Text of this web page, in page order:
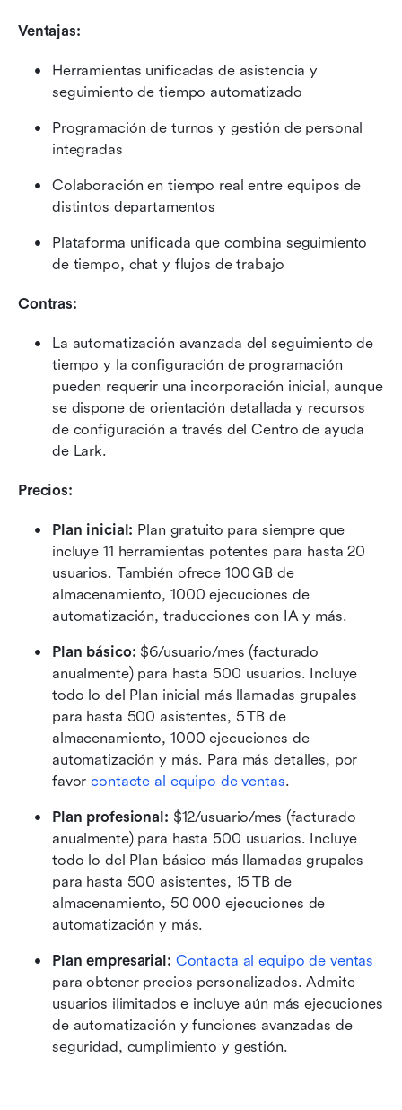
Ventajas:
Herramientas unificadas de asistencia y
seguimiento de tiempo automatizado
Programación de turnos y gestión de personal
integradas
Colaboración en tiempo real entre equipos de
distintos departamentos
Plataforma unificada que combina seguimiento
de tiempo, chat y flujos de trabajo
Contras:
La automatización avanzada del seguimiento de
tiempo y la configuración de programación
pueden requerir una incorporación inicial, aunque
se dispone de orientación detallada y recursos
de configuración a través del Centro de ayuda
de Lark.
Precios:
Plan inicial: Plan gratuito para siempre que
incluye 11 herramientas potentes para hasta 20
usuarios. También ofrece 100 GB de
almacenamiento, 1000 ejecuciones de
automatización, traducciones con IA y más.
Plan básico: $6/usuario/mes (facturado
anualmente) para hasta 500 usuarios. Incluye
todo lo del Plan inicial más llamadas grupales
para hasta 500 asistentes, 5 TB de
almacenamiento, 1000 ejecuciones de
automatización y más. Para más detalles, por
favor contacte al equipo de ventas.
Plan profesional: $12/usuario/mes (facturado
anualmente) para hasta 500 usuarios. Incluye
todo lo del Plan básico más llamadas grupales
para hasta 500 asistentes, 15 TB de
almacenamiento, 50 000 ejecuciones de
automatización y más.
Plan empresarial: Contacta al equipo de ventas
para obtener precios personalizados. Admite
usuarios ilimitados e incluye aún más ejecuciones
de automatización y funciones avanzadas de
seguridad, cumplimiento y gestión.